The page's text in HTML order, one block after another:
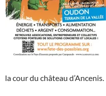
la cour du château d’Ancenis.